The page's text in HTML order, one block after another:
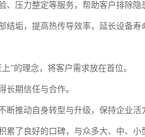
、压力整定等服务，帮助客户排除
结垢，提高热传导效率，延长设备寿
”的理念，将客户需求放在首位。
长期信任与合作。
断推动自身转型与升级，保持企业活
累了良好的口碑，与众多大、中、